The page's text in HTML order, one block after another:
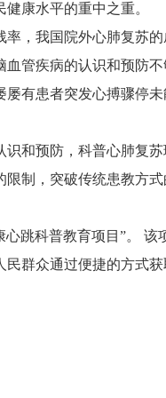
康水平的重中之重。
，我国院外心肺复苏
管疾病的认识和预防
有患者突发心搏骤停
和预防，科普心肺复
制，突破传统患教方
跳科普教育项目”。
群众通过便捷的方式获